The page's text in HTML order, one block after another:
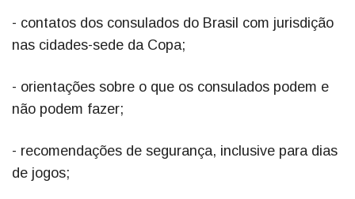
- contatos dos consulados do Brasil com jurisdição
nas cidades-sede da Copa;
- orientações sobre o que os consulados podem e
não podem fazer;
- recomendações de segurança, inclusive para dias
de jogos;